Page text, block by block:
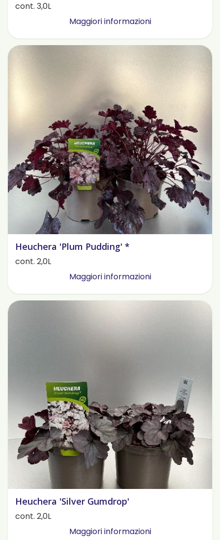
cont. 3,0L
Maggiori informazioni
Heuchera 'Plum Pudding' *
cont. 2,0L
Maggiori informazioni
Heuchera 'Silver Gumdrop'
cont. 2,0L
Maggiori informazioni